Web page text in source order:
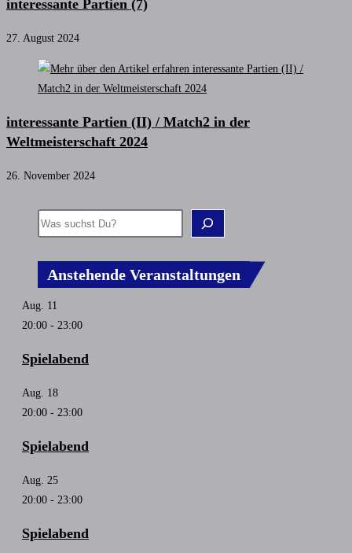
interessante Partien (7)
27. August 2024
interessante Partien (II) / Match2 in der
Weltmeisterschaft 2024
26. November 2024
Anstehende Veranstaltungen
Aug. 11
20:00 - 23:00
Spielabend
Aug. 18
20:00 - 23:00
Spielabend
Aug. 25
20:00 - 23:00
Spielabend